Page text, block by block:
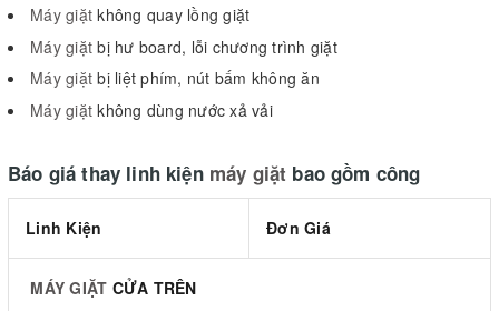
Máy giặt không quay lồng giặt
Máy giặt bị hư board, lỗi chương trình giặt
Máy giặt bị liệt phím, nút bấm không ăn
Máy giặt không dùng nước xả vải
Báo giá thay linh kiện máy giặt bao gồm công
Linh Kiện Đơn Giá
MÁY GIẶT CỬA TRÊN